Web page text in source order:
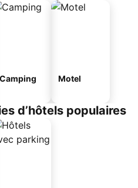
Camping Motel
d’hôtels populaires